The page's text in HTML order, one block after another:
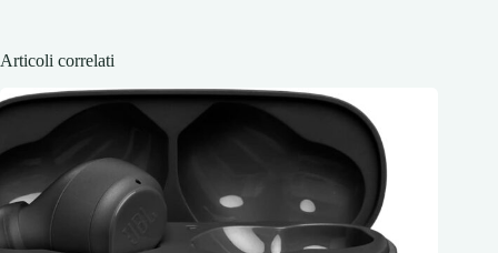
Articoli correlati